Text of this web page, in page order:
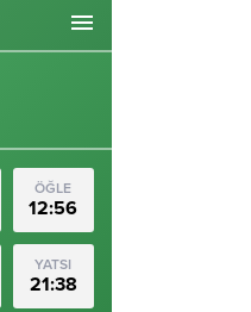
ÖĞLE
12:56
YATSI
21:38